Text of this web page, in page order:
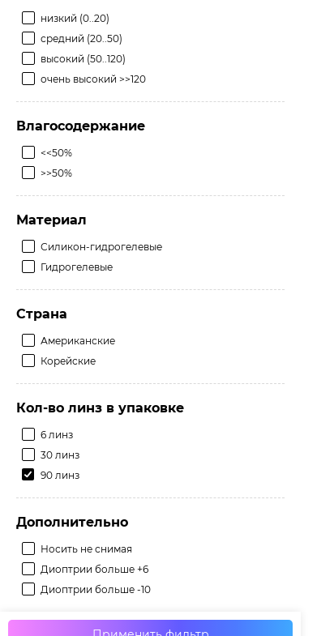
низкий (0..20)
средний (20..50)
высокий (50..120)
очень высокий >>120
Влагосодержание
<<50%
>>50%
Материал
Силикон-гидрогелевые
Гидрогелевые
Страна
Американские
Корейские
Кол-во линз в упаковке
6 линз
30 линз
90 линз
Дополнительно
Носить не снимая
Диоптрии больше +6
Диоптрии больше -10